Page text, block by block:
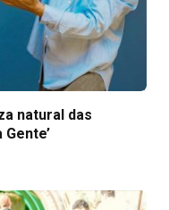
natural das